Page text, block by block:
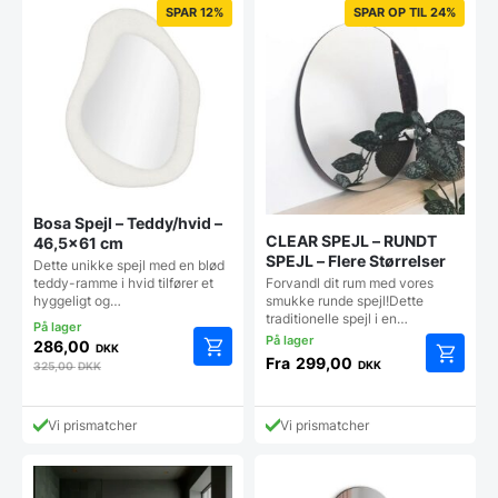
SPAR 12%
Bosa Spejl – Teddy/hvid –
46,5×61 cm
Dette unikke spejl med en blød
teddy-ramme i hvid tilfører et
hyggeligt og…
286,00 DKK
325,00DKK
Vi prismatcher
SPAR OP TIL 24%
CLEAR SPEJL – RUNDT
SPEJL – Flere Størrelser
Forvandl dit rum med vores
smukke runde spejl!Dette
traditionelle spejl i en…
Fra 299,00 DKK
vare
Vi prismatcher